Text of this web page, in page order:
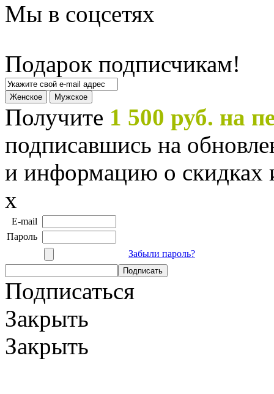
Мы в соцсетях
Подарок подписчикам!
Получите 1 500 руб. на
подписавшись на
и информацию о скидках
x
E-mail
Пароль
Забыли пароль?
Подписаться
Закрыть
Закрыть